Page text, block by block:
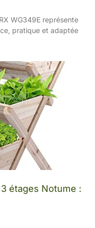
WG349E représente
pratique et adaptée
étages Notume :